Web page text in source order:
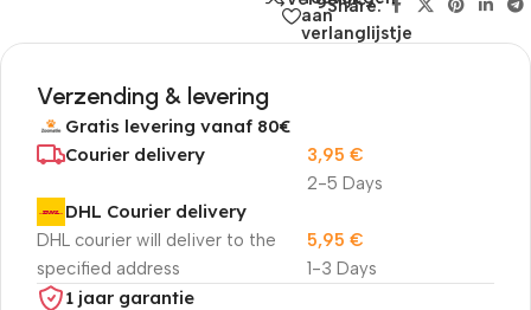
aan
verlanglijstje
Share:
Verzending & levering
Gratis levering vanaf 80€
Courier delivery
2-5 Days
3,95 €
DHL Courier delivery
DHL courier will deliver to the
specified address
1-3 Days
5,95 €
1 jaar garantie